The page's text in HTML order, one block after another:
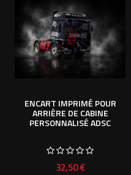
ENCART IMPRIMÉ POUR
ARRIÈRE DE CABINE
PERSONNALISÉ ADSC
Prix
32,50 €